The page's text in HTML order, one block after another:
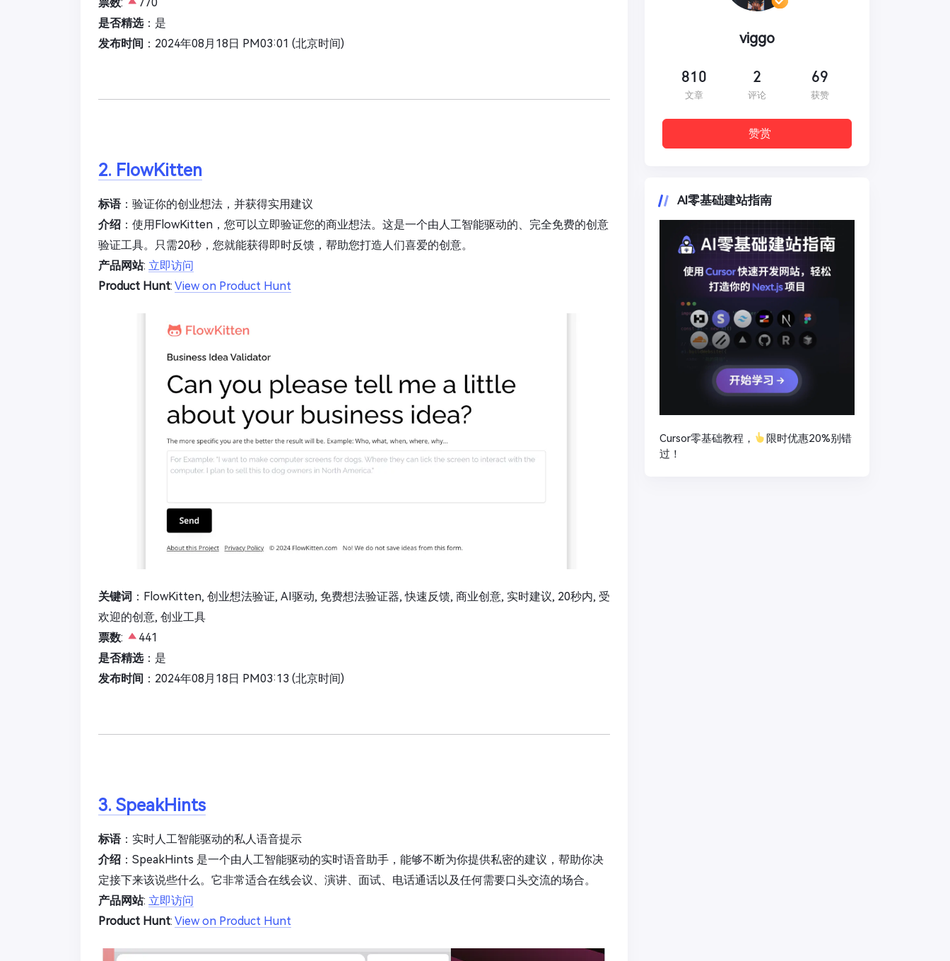
是否精选：是
发布时间 ：2024年08月18日 PM03:01 (北京时间)
2. FlowKitten
标语：验证你的创业想法，并获得实用建议
介绍 ：使用FlowKitten，您可以立即验证您的商业想法。这是一个由人工智能驱动的、完全免费的创意
验证工具。只需20秒，您就能获得即时反馈，帮助您打造人们喜爱的创意。
产品网站: 立即访问
Product Hunt: View on Product Hunt
关键词 ：FlowKitten, 创业想法验证, AI驱动, 免费想法验证器, 快速反馈, 商业创意, 实时建议, 20秒内, 受
欢迎的创意, 创业工具
票数:
441
是否精选：是
发布时间 ：2024年08月18日 PM03:13 (北京时间)
3. SpeakHints
标语：实时人工智能驱动的私人语音提示
介绍 ：SpeakHints 是一个由人工智能驱动的实时语音助手，能够不断为你提供私密的建议，帮助你决
定接下来该说些什么。它非常适合在线会议、演讲、面试、电话通话以及任何需要口头交流的场合。
产品网站: 立即访问
Product Hunt: View on Product Hunt
viggo
810
文章
2
评论
69
获赞
赞赏
AI零基础建站指南
Cursor零基础教程，
限时优惠20%别错
过！